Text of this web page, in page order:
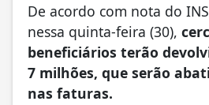
De acordo com nota do
nessa quinta-feira (30),
beneficiários terão
7 milhões, que serão
nas faturas.